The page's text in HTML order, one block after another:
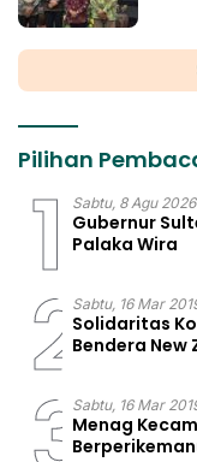
Pilihan
1 Sabtu, 8 Agu 2026
Gubernur
Palaka Wira
2Sabtu, 16 Mar
Solidaritas
Bendera New
Sabtu, 16 Mar
Menag